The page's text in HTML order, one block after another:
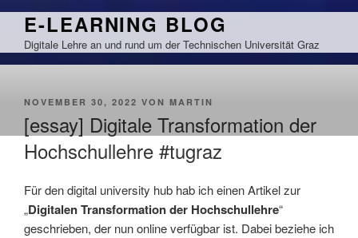
Zum
springen
E-LEARNING BLOG
Digitale Lehre an und rund um der Technischen Universität Graz
VERÖFFENTLICHT
NOVEMBER 30, 2022 VON MARTIN
[essay] Digitale Transformation der
Hochschullehre #tugraz
Für den digital university hub hab ich einen Artikel zur
„Digitalen Transformation der Hochschullehre“
geschrieben, der nun online verfügbar ist. Dabei beziehe ich